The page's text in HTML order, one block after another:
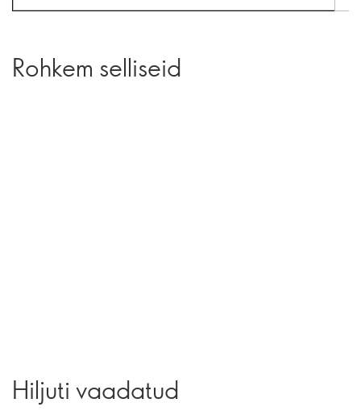
Rohkem selliseid
Hiljuti vaadatud